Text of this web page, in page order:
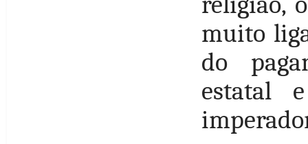
muito
do
estatal